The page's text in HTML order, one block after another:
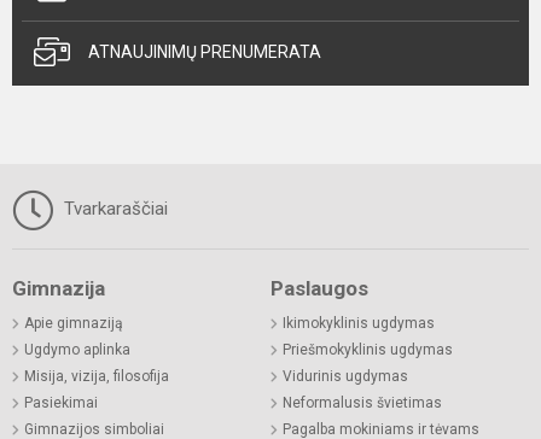
ATNAUJINIMŲ PRENUMERATA
Tvarkaraščiai
Gimnazija
Apie gimnaziją
Ugdymo aplinka
Misija, vizija, filosofija
Pasiekimai
Gimnazijos simboliai
Paslaugos
Ikimokyklinis ugdymas
Priešmokyklinis ugdymas
Vidurinis ugdymas
Neformalusis švietimas
Pagalba mokiniams ir tėvams